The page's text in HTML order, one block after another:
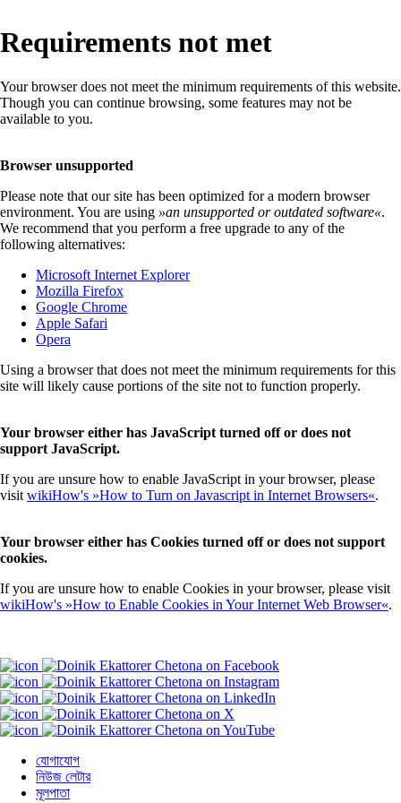
Requirements not met
Your browser does not meet the minimum requirements of this website.
Though you can continue browsing, some features may not be
available to you.
Browser unsupported
Please note that our site has been optimized for a modern browser
environment. You are using »an unsupported or outdated software«.
We recommend that you perform a free upgrade to any of the
following alternatives:
Microsoft Internet Explorer
Mozilla Firefox
Google Chrome
Apple Safari
Opera
Using a browser that does not meet the minimum requirements for this
site will likely cause portions of the site not to function properly.
Your browser either has JavaScript turned off or does not
support JavaScript.
If you are unsure how to enable JavaScript in your browser, please
visit wikiHow's »How to Turn on Javascript in Internet Browsers«.
Your browser either has Cookies turned off or does not support
cookies.
If you are unsure how to enable Cookies in your browser, please visit
wikiHow's »How to Enable Cookies in Your Internet Web Browser«.
যোগাযোগ
নিউজ লেটার
মূলপাতা